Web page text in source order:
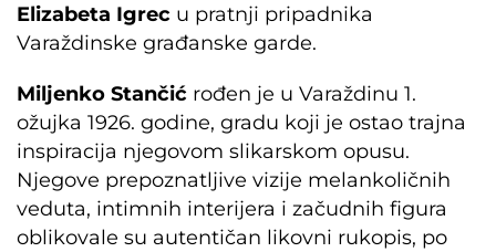
Elizabeta Igrec u pratnji pripadnika
Varaždinske građanske garde.
Miljenko Stančić rođen je u Varaždinu 1.
ožujka 1926. godine, gradu koji je ostao trajna
inspiracija njegovom slikarskom opusu.
Njegove prepoznatljive vizije melankoličnih
veduta, intimnih interijera i začudnih figura
oblikovale su autentičan likovni rukopis, po